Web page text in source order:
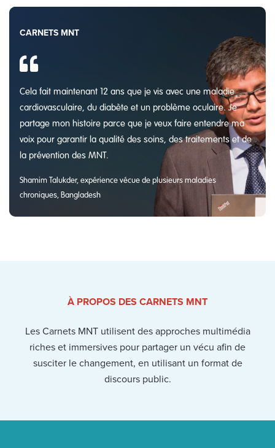
CARNETS MNT
Cela fait maintenant 12 ans que je vis avec une maladie
cardiovasculaire, du diabète et un problème oculaire. Je
partage mon histoire parce que je veux faire entendre ma
voix pour garantir la qualité des soins, des traitements et de
la prévention des MNT.
Shamim Talukder, expérience vécue de plusieurs maladies
chroniques, Bangladesh
À PROPOS DES CARNETS MNT
Les Carnets MNT utilisent des approches multimédia
riches et immersives pour partager un vécu afin de
susciter le changement, en utilisant un format de
discours public.